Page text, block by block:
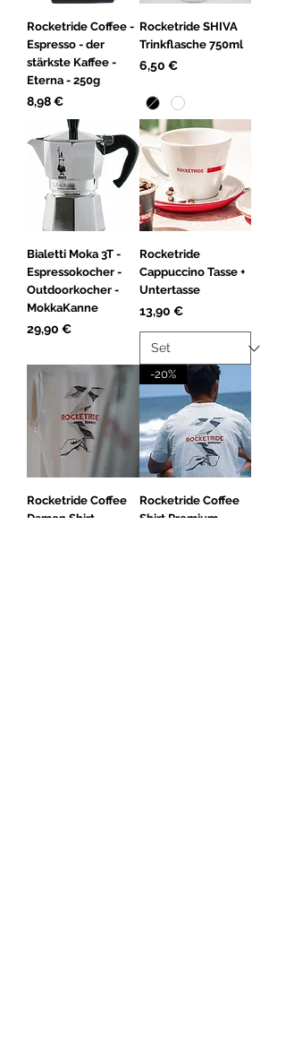
Rocketride Coffee -
Espresso - der
stärkste Kaffee -
Eterna - 250g
Preis
8,98 €
Rocketride SHIVA
Trinkflasche 750ml
Preis
6,50 €
Bialetti Moka 3T -
Espressokocher -
Outdoorkocher -
MokkaKanne
Preis
29,90 €
Rocketride
Cappuccino Tasse +
Untertasse
Preis
13,90 €
Rocketride Coffee
Damen Shirt
-20%
Rocketride Coffee
Shirt Premium -